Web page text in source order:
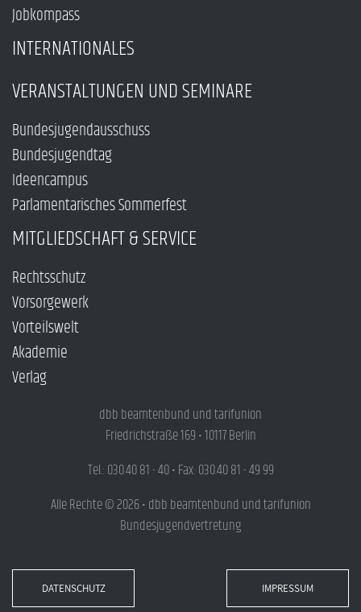
Jobkompass
INTERNATIONALES
VERANSTALTUNGEN UND SEMINARE
Bundesjugendausschuss
Bundesjugendtag
Ideencampus
Parlamentarisches Sommerfest
MITGLIEDSCHAFT & SERVICE
Rechtsschutz
Vorsorgewerk
Vorteilswelt
Akademie
Verlag
dbb beamtenbund und tarifunion
Friedrichstraße 169 • 10117 Berlin
Tel.: 030.40 81 - 40 • Fax: 030.40 81 - 49 99
Alle Rechte © 2026 • dbb beamtenbund und tarifunion
Bundesjugendvertretung
DATENSCHUTZ IMPRESSUM